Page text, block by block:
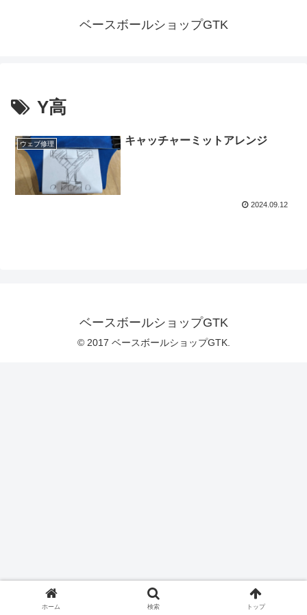
ベースボールショップGTK
Y高
ウェブ修理 キャッチャーミットアレンジ
2024.09.12
ベースボールショップGTK
© 2017 ベースボールショップGTK.
ホーム 検索 トップ